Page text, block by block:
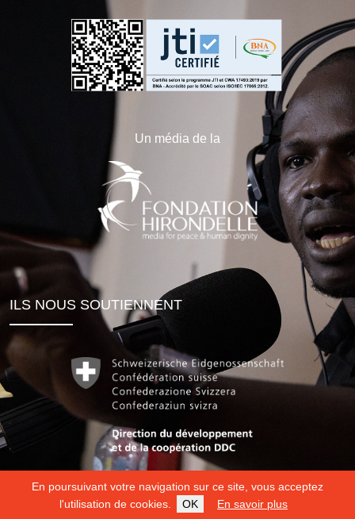
En poursuivant votre navigation sur ce site, vous acceptez
l'utilisation de cookies.
OK En savoir plus
Un média de la
ILS NOUS SOUTIENNENT